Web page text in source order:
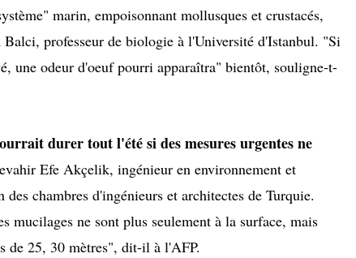
marin, empoisonnant mollusques et crustacés,
professeur de biologie à l'Université d'Istanbul. "Si
une odeur d'oeuf pourri apparaîtra" bientôt, souligne-t-
durer tout l'été si des mesures urgentes ne
Efe Akçelik, ingénieur en environnement et
des chambres d'ingénieurs et architectes de Turquie.
mucilages ne sont plus seulement à la surface, mais
de 25, 30 mètres", dit-il à l'AFP.